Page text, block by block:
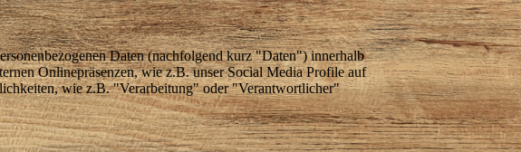
Daten (nachfolgend kurz "Daten") innerhalb
Onlinepräsenzen, wie z.B. unser Social Media Profile auf
wie z.B. "Verarbeitung" oder "Verantwortlicher"